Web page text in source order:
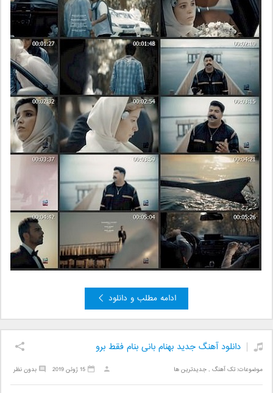
ادامه مطلب و دانلود
دانلود آهنگ جدید بهنام بانی بنام فقط برو
موضوعات:تک آهنگ ,جدیدترین ها بدون نظر 15 ژوئن 2019